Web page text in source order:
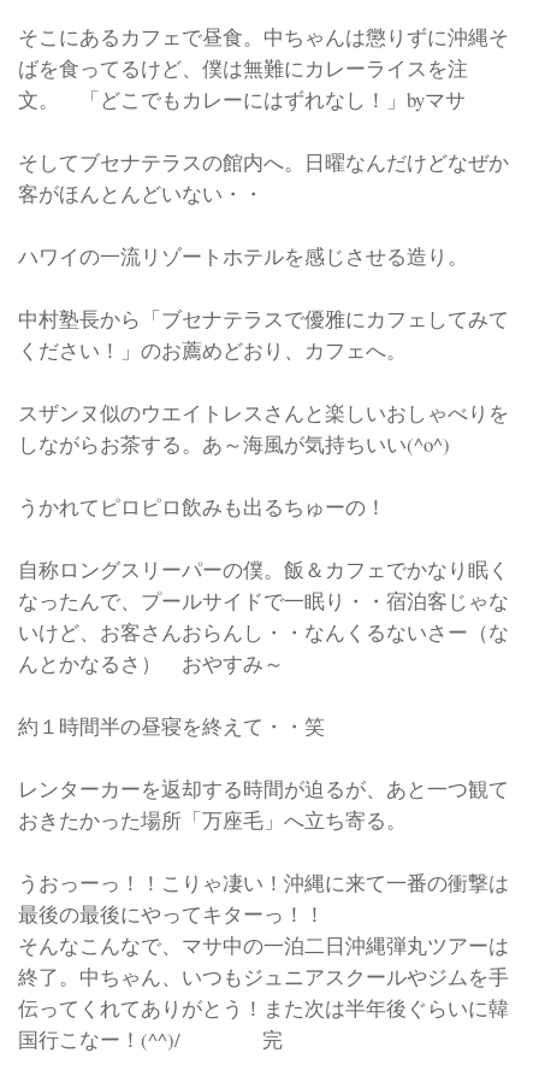
そこにあるカフェで昼食。中ちゃんは懲りずに沖縄そ
ばを食ってるけど、僕は無難にカレーライスを注
文。 「どこでもカレーにはずれなし！」byマサ
そしてブセナテラスの館内へ。日曜なんだけどなぜか
客がほんとんどいない・・
ハワイの一流リゾートホテルを感じさせる造り。
中村塾長から「ブセナテラスで優雅にカフェしてみて
ください！」のお薦めどおり、カフェへ。
スザンヌ似のウエイトレスさんと楽しいおしゃべりを
しながらお茶する。あ～海風が気持ちいい(^o^)
うかれてピロピロ飲みも出るちゅーの！
自称ロングスリーパーの僕。飯＆カフェでかなり眠く
なったんで、プールサイドで一眠り・・宿泊客じゃな
いけど、お客さんおらんし・・なんくるないさー（な
んとかなるさ） おやすみ～
約１時間半の昼寝を終えて・・笑
レンターカーを返却する時間が迫るが、あと一つ観て
おきたかった場所「万座毛」へ立ち寄る。
うおっーっ！！こりゃ凄い！沖縄に来て一番の衝撃は
最後の最後にやってキターっ！！
そんなこんなで、マサ中の一泊二日沖縄弾丸ツアーは
終了。中ちゃん、いつもジュニアスクールやジムを手
伝ってくれてありがとう！また次は半年後ぐらいに韓
国行こなー！(^^)/ 完